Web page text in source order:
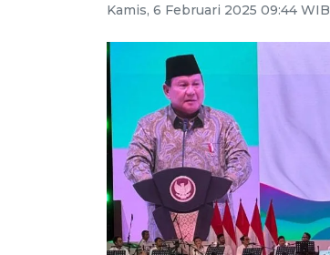
Kamis, 6 Februari 2025 09:44 WIB